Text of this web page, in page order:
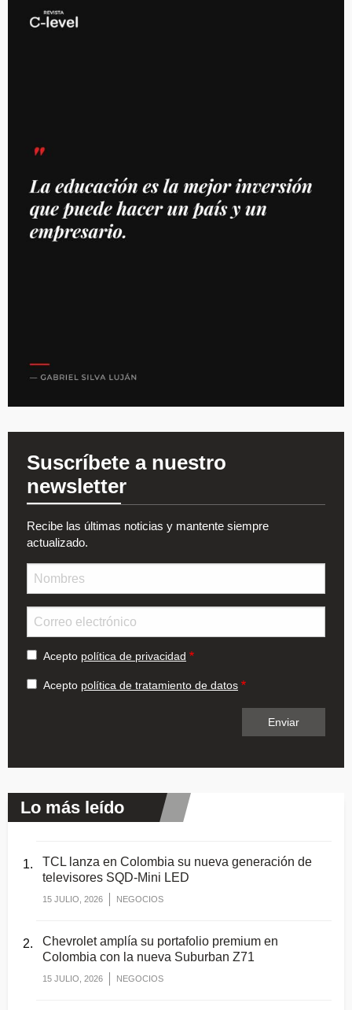
Suscríbete a nuestro
newsletter
Recibe las últimas noticias y mantente siempre
actualizado.
Acepto política de privacidad
Acepto política de tratamiento de datos
Lo más leído
TCL lanza en Colombia su nueva generación de
televisores SQD-Mini LED
15 JULIO, 2026 NEGOCIOS
Chevrolet amplía su portafolio premium en
Colombia con la nueva Suburban Z71
15 JULIO, 2026 NEGOCIOS